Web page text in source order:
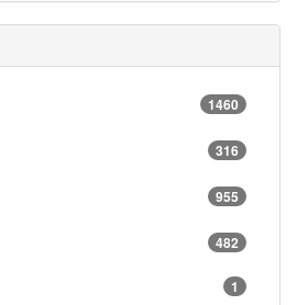
1460
316
955
482
1